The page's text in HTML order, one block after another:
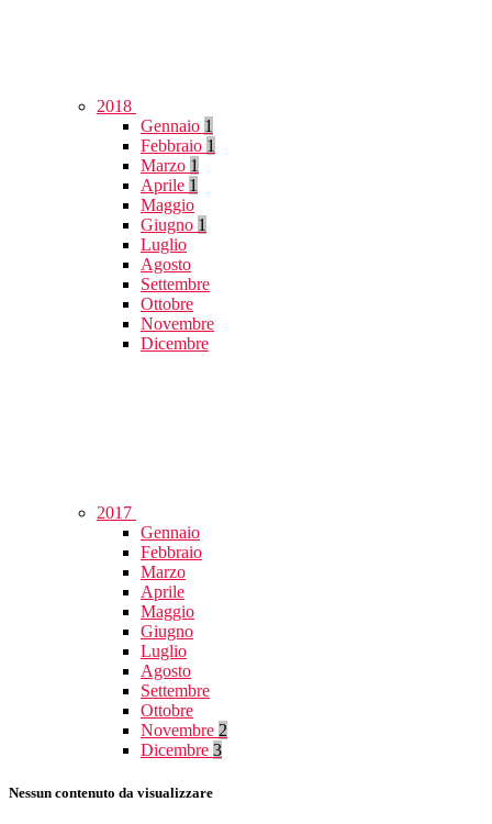
2018
Gennaio 1
Febbraio 1
Marzo 1
Aprile 1
Maggio
Giugno 1
Luglio
Agosto
Settembre
Ottobre
Novembre
Dicembre
2017
Gennaio
Febbraio
Marzo
Aprile
Maggio
Giugno
Luglio
Agosto
Settembre
Ottobre
Novembre 2
Dicembre 3
Nessun contenuto da visualizzare